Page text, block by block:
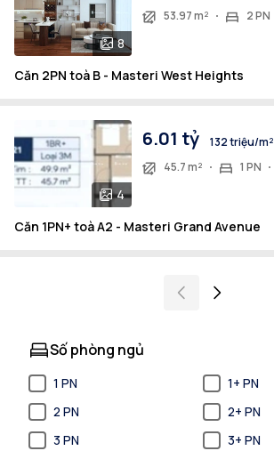
8
53.97 m²
2 PN
Căn 2PN toà B - Masteri West Heights
4
6.01 tỷ
132 triệu/m²
45.7 m²
1 PN
Căn 1PN+ toà A2 - Masteri Grand Avenue
Số phòng ngủ
1 PN
1+ PN
2 PN
2+ PN
3 PN
3+ PN